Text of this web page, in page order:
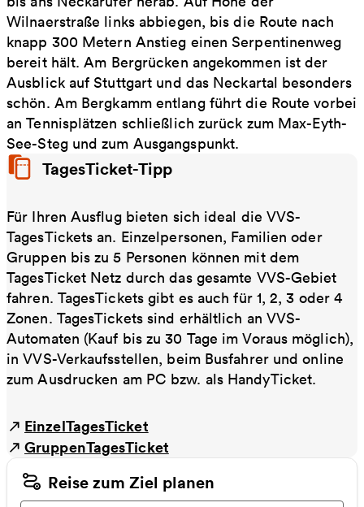
Wilnaerstraße links abbiegen, bis die Route nach
knapp 300 Metern Anstieg einen Serpentinenweg
bereit hält. Am Bergrücken angekommen ist der
Ausblick auf Stuttgart und das Neckartal besonders
schön. Am Bergkamm entlang führt die Route vorbei
an Tennisplätzen schließlich zurück zum Max-Eyth-
See-Steg und zum Ausgangspunkt.
TagesTicket-Tipp
Für Ihren Ausflug bieten sich ideal die VVS-
TagesTickets an. Einzelpersonen, Familien oder
Gruppen bis zu 5 Personen können mit dem
TagesTicket Netz durch das gesamte VVS-Gebiet
fahren. TagesTickets gibt es auch für 1, 2, 3 oder 4
Zonen. TagesTickets sind erhältlich an VVS-
Automaten (Kauf bis zu 30 Tage im Voraus möglich),
in VVS-Verkaufsstellen, beim Busfahrer und online
zum Ausdrucken am PC bzw. als HandyTicket.
EinzelTagesTicket
GruppenTagesTicket
Reise zum Ziel planen